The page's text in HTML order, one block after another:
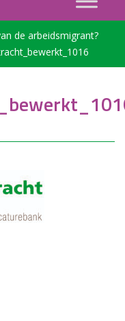
de arbeidsmigrant?